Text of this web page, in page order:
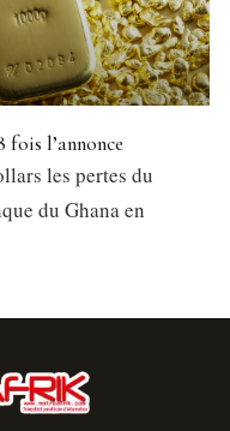
fois l’annonce
les pertes du
du Ghana en